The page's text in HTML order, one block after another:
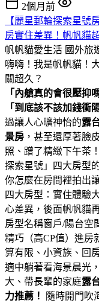
2個月前
【麗星郵輪探索星號
房實住差異！帆帆貓
帆帆貓愛生活 國外旅
嗨嗨！我是帆帆貓！
關超久？
「內艙真的會很壓抑
「到底該不該加錢衝
過讓人心曠神怡的露
景房 ，甚至還厚著臉
照、蹭了精緻下午茶
探索星號」四大房型
你怎麼在房間裡拍出
四大房型：實住體驗
心差異，後面帆帆貓
房型名稱窗戶/陽台空
精巧（高CP值）進房
算有限、小資族、回
適中躺著看海景晨光
大、帶長輩的家庭露
力推薦！
隨時開門吹